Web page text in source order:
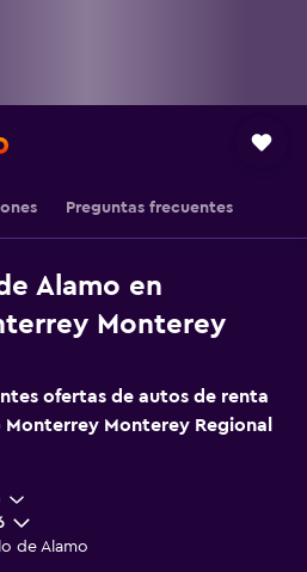
Preguntas frecuentes
Alamo en
Monterey
ofertas de autos de renta
Monterey Regional
de Alamo